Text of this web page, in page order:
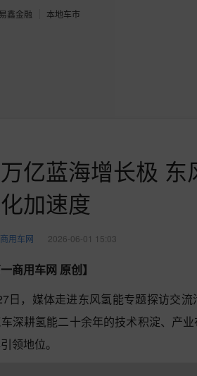
易鑫金融 本地车市
亿蓝海增长极
加速度
用车网 2026-06-01 15:03
一商用车网 原创】
日，媒体走进东风氢能专题探访交
深耕氢能二十余年的技术积淀、产
领地位。